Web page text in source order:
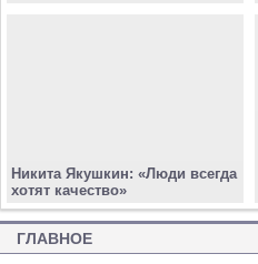
Никита Якушкин: «Люди всегда
хотят качество»
ГЛАВНОЕ